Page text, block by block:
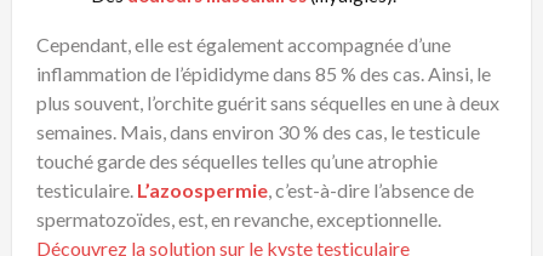
Cependant, elle est également accompagnée d’une
inflammation de l’épididyme dans 85 % des cas. Ainsi, le
plus souvent, l’orchite guérit sans séquelles en une à deux
semaines. Mais, dans environ 30 % des cas, le testicule
touché garde des séquelles telles qu’une atrophie
testiculaire. L’azoospermie , c’est-à-dire l’absence de
spermatozoïdes, est, en revanche, exceptionnelle.
Découvrez la solution sur le kyste testiculaire